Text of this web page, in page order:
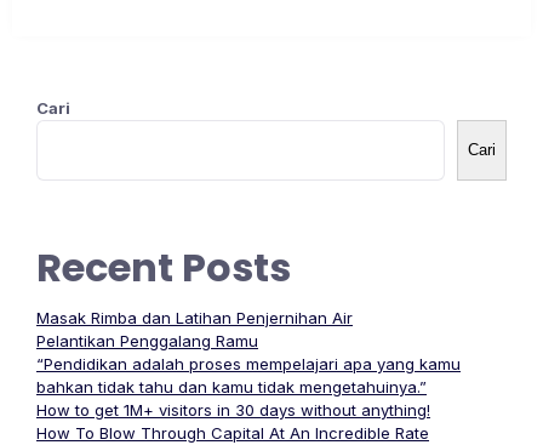
Cari
Cari
Recent Posts
Masak Rimba dan Latihan Penjernihan Air
Pelantikan Penggalang Ramu
“Pendidikan adalah proses mempelajari apa yang kamu
bahkan tidak tahu dan kamu tidak mengetahuinya.”
How to get 1M+ visitors in 30 days without anything!
How To Blow Through Capital At An Incredible Rate